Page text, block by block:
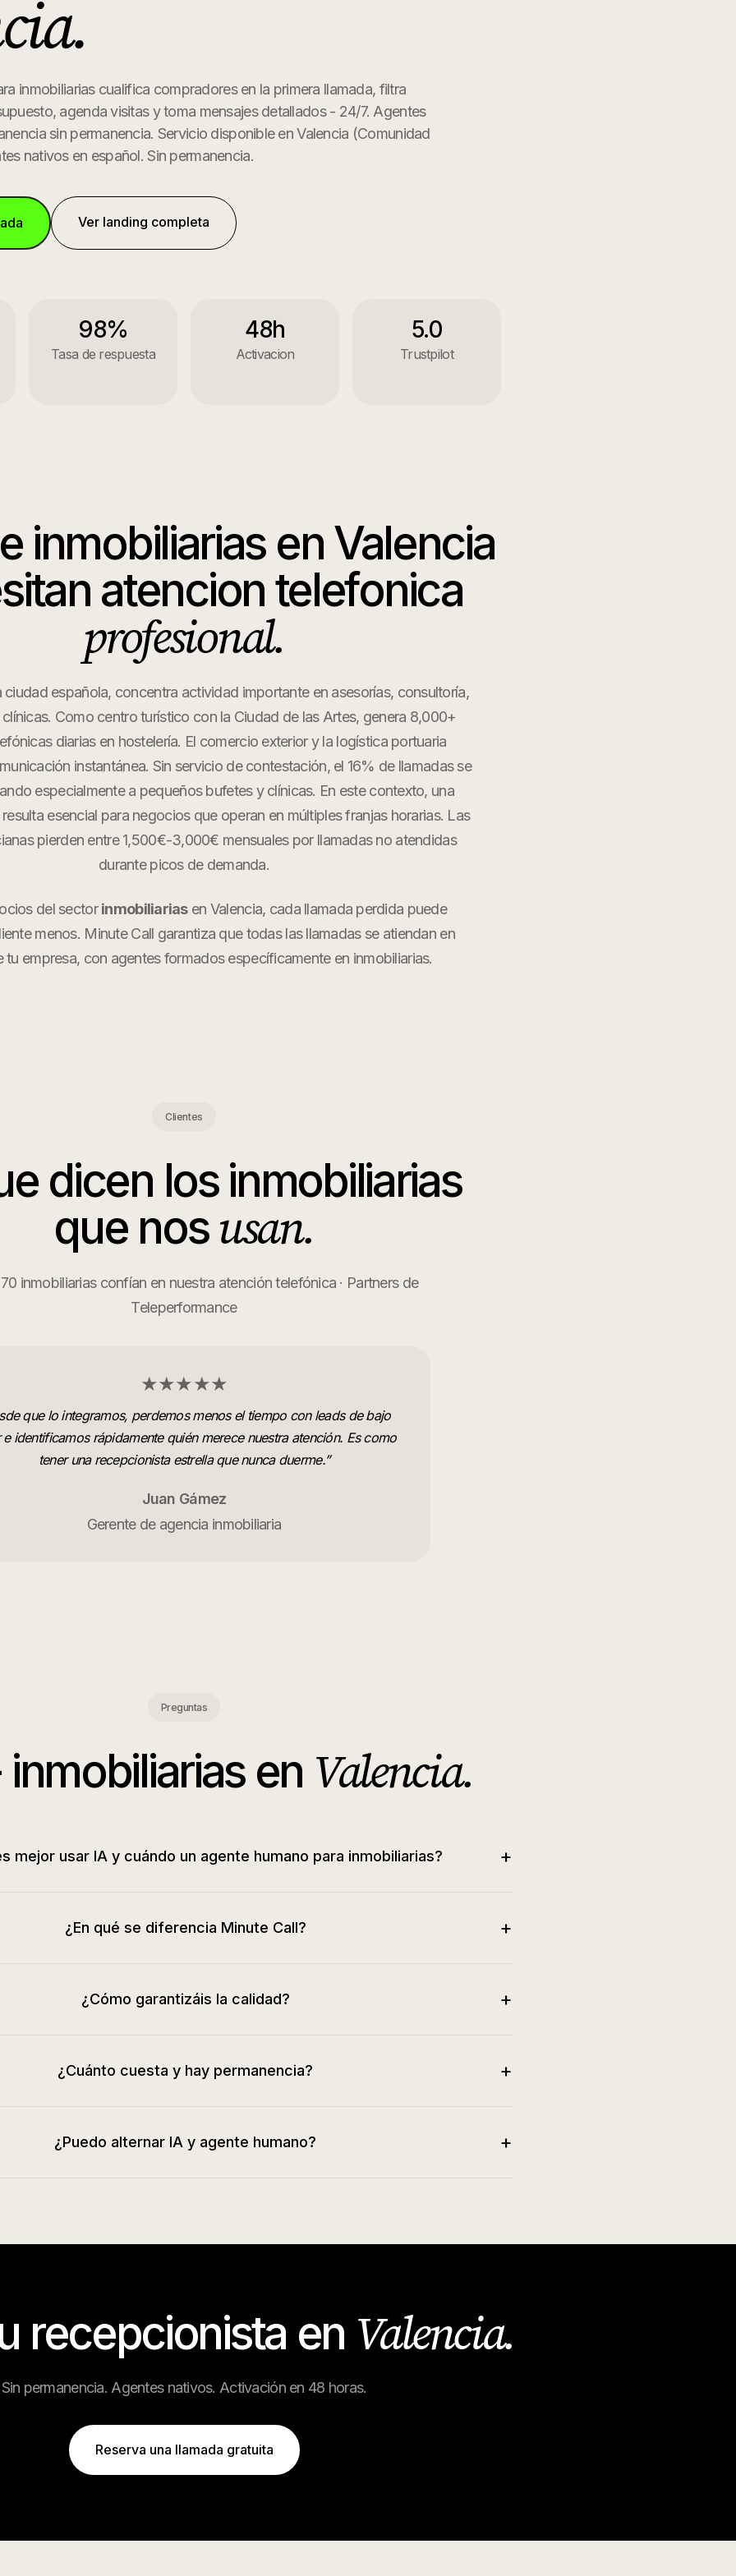
.
inmobiliarias cualifica compradores en la primera llamada, filtra
agenda visitas y toma mensajes detallados - 24/7. Agentes
sin permanencia. Servicio disponible enValencia (Comunidad
nativos en español. Sin permanencia.
Ver landing completa
98%
Tasa de respuesta
48h
Activacion
5.0
Trustpilot
inmobiliariasenValencia
atencion telefonica
profesional.
ciudad española, concentra actividad importante en asesorías, consultoría,
Como centro turístico con la Ciudad de las Artes, genera 8,000+
diarias en hostelería. El comercio exterior y la logística portuaria
instantánea. Sin servicio de contestación, el 16% de llamadas se
especialmente a pequeños bufetes y clínicas. En este contexto, una
esencial para negocios que operan en múltiples franjas horarias. Las
pierden entre 1,500€-3,000€ mensuales por llamadas no atendidas
durante picos de demanda.
del sectorinmobiliariasen Valencia, cada llamada perdida puede
menos. Minute Call garantiza que todas las llamadas se atiendan en
tu empresa, con agentes formados específicamente en inmobiliarias.
Clientes
dicen losinmobiliarias
que nosusan.
inmobiliarias confían en nuestra atención telefónica · Partners de
Teleperformance
★★★★★
que lo integramos, perdemos menos el tiempo con leads de bajo
identificamos rápidamente quién merece nuestra atención. Es como
tener una recepcionista estrella que nunca duerme.”
Juan Gámez
Gerente de agencia inmobiliaria
Preguntas
inmobiliariasen Valencia.
mejor usar IA y cuándo un agente humano para inmobiliarias? +
¿En qué se diferencia Minute Call? +
¿Cómo garantizáis la calidad? +
¿Cuánto cuesta y hay permanencia? +
¿Puedo alternar IA y agente humano? +
recepcionista en Valencia.
Sin permanencia. Agentes nativos. Activación en 48 horas.
Reserva una llamada gratuita